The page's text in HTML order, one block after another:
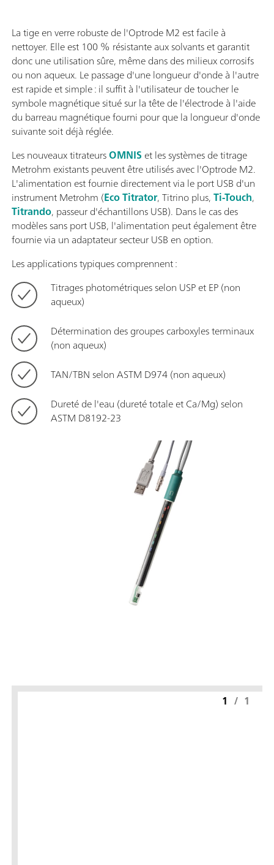
La tige en verre robuste de l'Optrode M2 est facile à
nettoyer. Elle est 100 % résistante aux solvants et garantit
donc une utilisation sûre, même dans des milieux corrosifs
ou non aqueux. Le passage d'une longueur d'onde à l'autre
est rapide et simple : il suffit à l'utilisateur de toucher le
symbole magnétique situé sur la tête de l'électrode à l'aide
du barreau magnétique fourni pour que la longueur d'onde
suivante soit déjà réglée.
Les nouveaux titrateursOMNIS et les systèmes de titrage
Metrohm existants peuvent être utilisés avec l'Optrode M2.
L'alimentation est fournie directement via le port USB d'un
instrument Metrohm (Eco Titrator, Titrino plus,Ti-Touch,
Titrando, passeur d'échantillons USB). Dans le cas des
modèles sans port USB, l'alimentation peut également être
fournie via un adaptateur secteur USB en option.
Les applications typiques comprennent :
Titrages photométriques selon USP et EP (non
aqueux)
Détermination des groupes carboxyles terminaux
(non aqueux)
TAN/TBN selon ASTM D974 (non aqueux)
Dureté de l'eau (dureté totale et Ca/Mg) selon
ASTM D8192-23
1 / 1